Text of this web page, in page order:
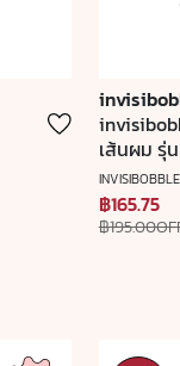
เส้นผม รุ่
Pom Tie
INVISIBOBBLE
฿165.75
฿